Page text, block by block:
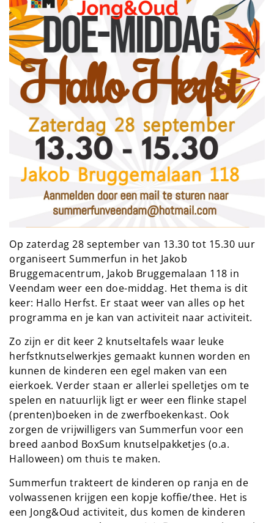
Op zaterdag 28 september van 13.30 tot 15.30 uur
organiseert Summerfun in het Jakob
Bruggemacentrum, Jakob Bruggemalaan 118 in
Veendam weer een doe-middag. Het thema is dit
keer: Hallo Herfst. Er staat weer van alles op het
programma en je kan van activiteit naar activiteit.
Zo zijn er dit keer 2 knutseltafels waar leuke
herfstknutselwerkjes gemaakt kunnen worden en
kunnen de kinderen een egel maken van een
eierkoek. Verder staan er allerlei spelletjes om te
spelen en natuurlijk ligt er weer een flinke stapel
(prenten)boeken in de zwerfboekenkast. Ook
zorgen de vrijwilligers van Summerfun voor een
breed aanbod BoxSum knutselpakketjes (o.a.
Halloween) om thuis te maken.
Summerfun trakteert de kinderen op ranja en de
volwassenen krijgen een kopje koffie/thee. Het is
een Jong&Oud activiteit, dus komen de kinderen